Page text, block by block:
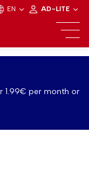
EN AD-LITE
1.99€ per month or